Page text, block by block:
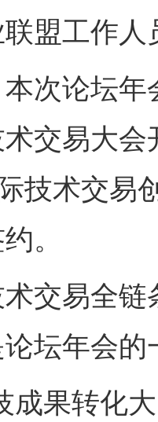
盟工作
论坛年
交易大
技术交易
。
易全链
坛年会的
转化大